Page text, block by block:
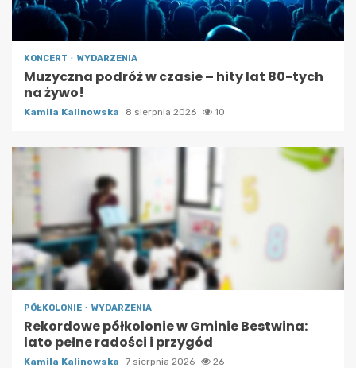
KONCERT WYDARZENIA
Muzyczna podróż w czasie – hity lat 80-tych
na żywo!
Kamila Kalinowska 8 sierpnia 2026 10
PÓŁKOLONIE WYDARZENIA
Rekordowe półkolonie w Gminie Bestwina:
lato pełne radości i przygód
Kamila Kalinowska 7 sierpnia 2026 26